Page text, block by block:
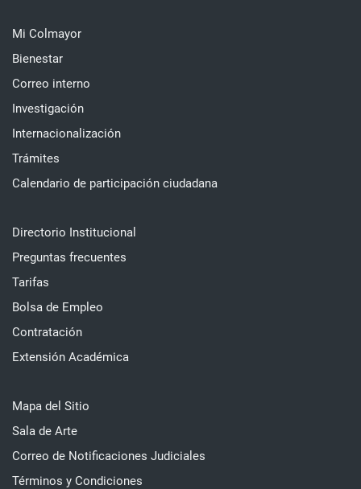
Mi Colmayor
Bienestar
Correo interno
Investigación
Internacionalización
Trámites
Calendario de participación ciudadana
Directorio Institucional
Preguntas frecuentes
Tarifas
Bolsa de Empleo
Contratación
Extensión Académica
Mapa del Sitio
Sala de Arte
Correo de Notificaciones Judiciales
Términos y Condiciones